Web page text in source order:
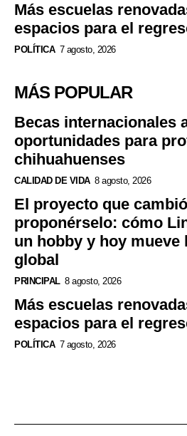
Más escuelas
espacios para el
POLÍTICA 7 agosto, 2026
MÁS POPULAR
Becas internacionales
oportunidades para
chihuahuenses
CALIDAD DE VIDA 8 agosto, 2026
El proyecto que
proponérselo: cómo
un hobby y hoy mueve
global
PRINCIPAL 8 agosto, 2026
Más escuelas
espacios para el
POLÍTICA 7 agosto, 2026